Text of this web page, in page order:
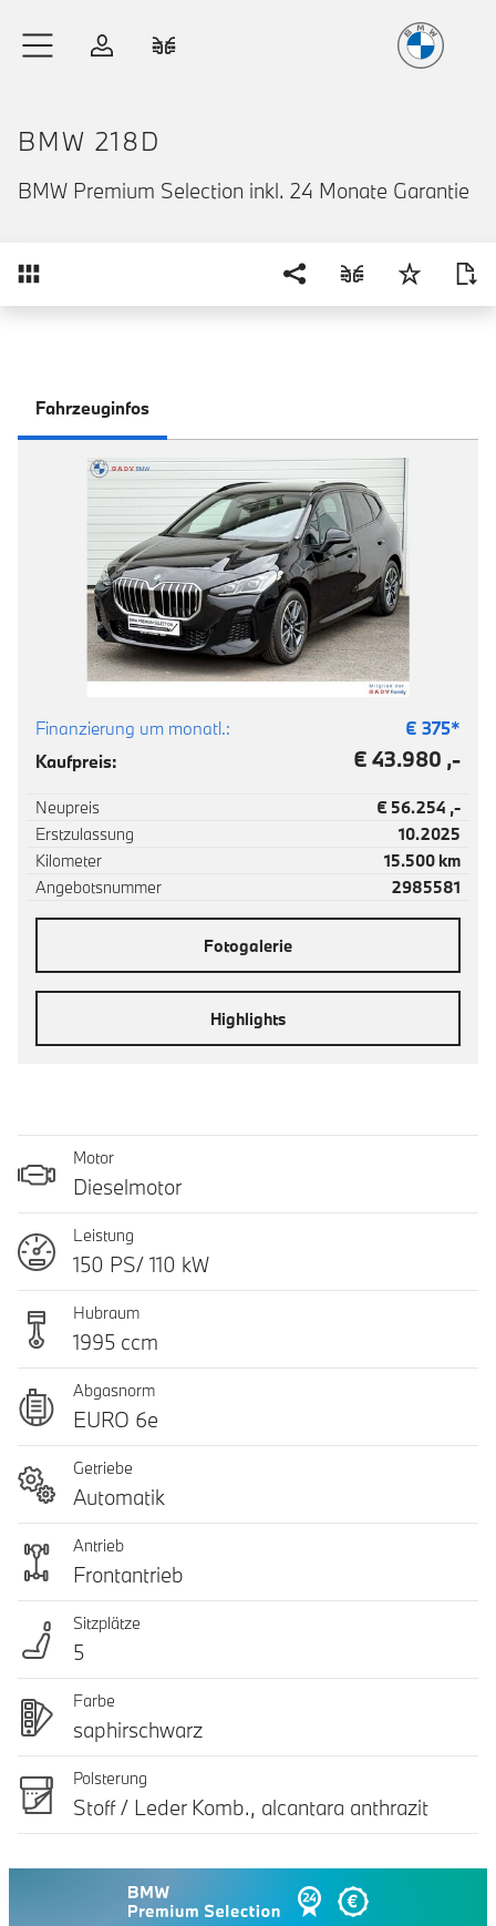
Anmelden
BMW 218D
BMW Premium Selection inkl. 24 Monate Garantie
Fahrzeuginfos
Finanzierung um monatl.: € 375*
Kaufpreis:
€ 43.980 ,-
Neupreis
€ 56.254 ,-
Erstzulassung
10.2025
Kilometer
15.500 km
Angebotsnummer
2985581
Fotogalerie
Highlights
Motor
Dieselmotor
Leistung
150 PS/ 110 kW
Hubraum
1995 ccm
Abgasnorm
EURO 6e
Getriebe
Automatik
Antrieb
Frontantrieb
Sitzplätze
5
Farbe
saphirschwarz
Polsterung
Stoff / Leder Komb., alcantara anthrazit